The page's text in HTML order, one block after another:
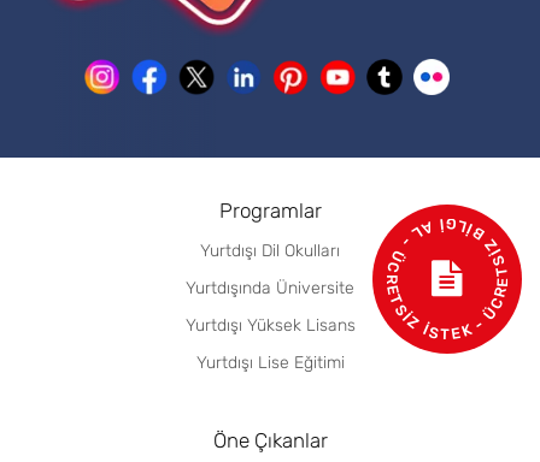
Programlar
Yurtdışı Dil Okulları
Yurtdışında Üniversite
Yurtdışı Yüksek Lisans
Yurtdışı Lise Eğitimi
Öne Çıkanlar
- ÜCRETSİZ BİLGİ AL - ÜCRETSİZ İSTEK